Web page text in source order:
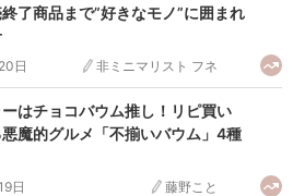
了商品まで”好きなモノ”に囲まれ
日 非ミニマリスト フネ
はチョコバウム推し！リピ買い
悪魔的グルメ「不揃いバウム」4種
日 藤野こと